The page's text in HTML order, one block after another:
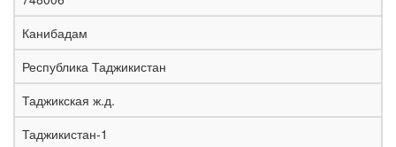
Канибадам
Республика Таджикистан
Таджикская ж.д.
Таджикистан-1